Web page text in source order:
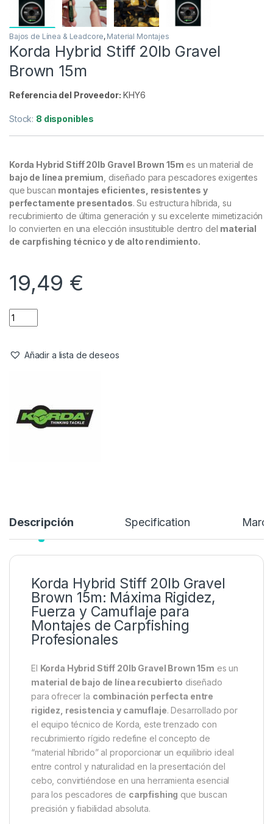
Bajos de Línea & Leadcore, Material Montajes
Korda Hybrid Stiff 20lb Gravel
Brown 15m
Referencia del Proveedor: KHY6
Stock: 8 disponibles
Korda Hybrid Stiff 20lb Gravel Brown 15m es un material de
bajo de línea premium , diseñado para pescadores exigentes
que buscan montajes eficientes, resistentes y
perfectamente presentados. Su estructura híbrida, su
recubrimiento de última generación y su excelente mimetización
lo convierten en una elección insustituible dentro del material
de carpfishing técnico y de alto rendimiento.
19,49 €
Añadir a lista de deseos
Descripción Specification Marca
Korda Hybrid Stiff 20lb Gravel
Brown 15m: Máxima Rigidez,
Fuerza y Camuflaje para
Montajes de Carpfishing
Profesionales
El Korda Hybrid Stiff 20lb Gravel Brown 15m es un
material de bajo de línea recubierto diseñado
para ofrecer la combinación perfecta entre
rigidez, resistencia y camuflaje. Desarrollado por
el equipo técnico de Korda, este trenzado con
recubrimiento rígido redefine el concepto de
“material híbrido” al proporcionar un equilibrio ideal
entre control y naturalidad en la presentación del
cebo, convirtiéndose en una herramienta esencial
para los pescadores de carpfishing que buscan
precisión y fiabilidad absoluta.